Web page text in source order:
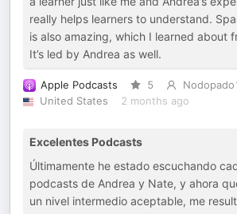
really helps learners to understand.
is also amazing, which I learned about
It’s led by Andrea as well.
Apple Podcasts 5
United States
2 months ago
Excelentes Podcasts
Últimamente he estado escuchando
podcasts de Andrea y Nate, y ahora
un nivel intermedio aceptable, me